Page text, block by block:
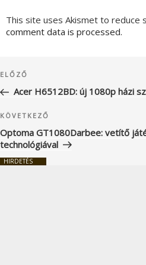
This site uses Akismet to reduce
comment data is processed.
navigáció
Korábbi
bejegyzés
ELŐZŐ
Acer H6512BD: új 1080p házi
Következő
bejegyzés
KÖVETKEZŐ
Optoma GT1080Darbee: vetítő
technológiával
HIRDETÉS